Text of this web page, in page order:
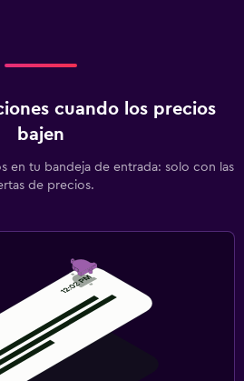
cuando los precios
bajen
en tu bandeja de entrada: solo con las
de precios.